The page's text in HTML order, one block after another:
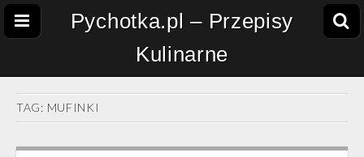
Pychotka.pl – Przepisy
Kulinarne
TAG: MUFINKI